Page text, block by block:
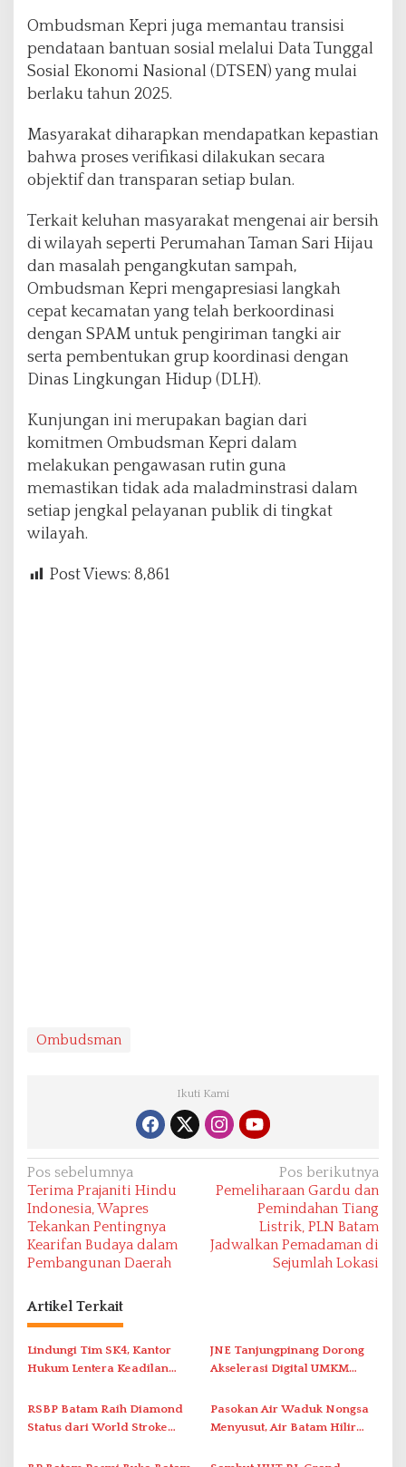
Ombudsman Kepri juga memantau transisi
pendataan bantuan sosial melalui Data Tunggal
Sosial Ekonomi Nasional (DTSEN) yang mulai
berlaku tahun 2025.
Masyarakat diharapkan mendapatkan kepastian
bahwa proses verifikasi dilakukan secara
objektif dan transparan setiap bulan.
Terkait keluhan masyarakat mengenai air bersih
di wilayah seperti Perumahan Taman Sari Hijau
dan masalah pengangkutan sampah,
Ombudsman Kepri mengapresiasi langkah
cepat kecamatan yang telah berkoordinasi
dengan SPAM untuk pengiriman tangki air
serta pembentukan grup koordinasi dengan
Dinas Lingkungan Hidup (DLH).
Kunjungan ini merupakan bagian dari
komitmen Ombudsman Kepri dalam
melakukan pengawasan rutin guna
memastikan tidak ada maladminstrasi dalam
setiap jengkal pelayanan publik di tingkat
wilayah.
Post Views: 8,861
Ombudsman
Ikuti Kami
N
a
v
i
a
s
i
p
o
s
Pos sebelumnya
Terima Prajaniti Hindu
Indonesia, Wapres
Tekankan Pentingnya
Kearifan Budaya dalam
Pembangunan Daerah
Pos berikutnya
Pemeliharaan Gardu dan
Pemindahan Tiang
Listrik, PLN Batam
Jadwalkan Pemadaman di
Sejumlah Lokasi
Artikel Terkait
Lindungi Tim SK4, Kantor
Hukum Lentera Keadilan
Perlawanan ke Petugas di
Bukik Batarah
JNE Tanjungpinang Dorong
Akselerasi Digital UMKM
2026
RSBP Batam Raih Diamond
Status dari World Stroke
Penanganan Stroke
Pasokan Air Waduk Nongsa
Menyusut, Air Batam Hilir
Antar-IPAM